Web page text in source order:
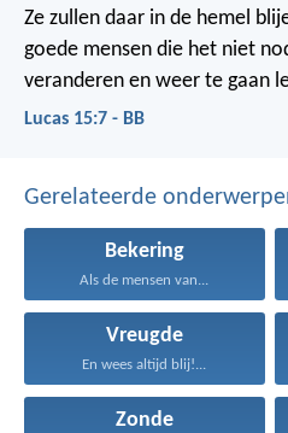
Ze zullen daar in de hemel
goede mensen die het niet
veranderen en weer te gaan
Lucas 15:7 - BB
Gerelateerde
Bekering
Als de mensen van...
Vreugde
En wees altijd blij!...
Zonde